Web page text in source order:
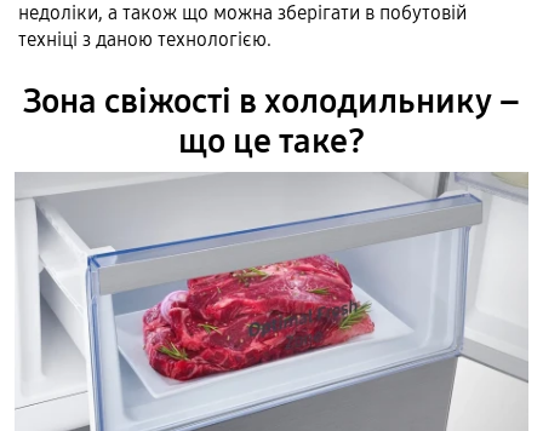
недоліки, а також що можна зберігати в побутовій
техніці з даною технологією.
Зона свіжості в холодильнику –
що це таке?